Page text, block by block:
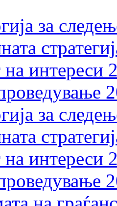
за
на интереси
за
на интереси